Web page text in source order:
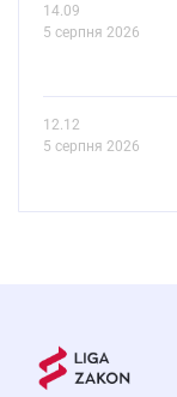
14.09
5 серпня 2026
12.12
5 серпня 2026